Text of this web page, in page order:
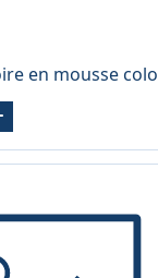
en mousse